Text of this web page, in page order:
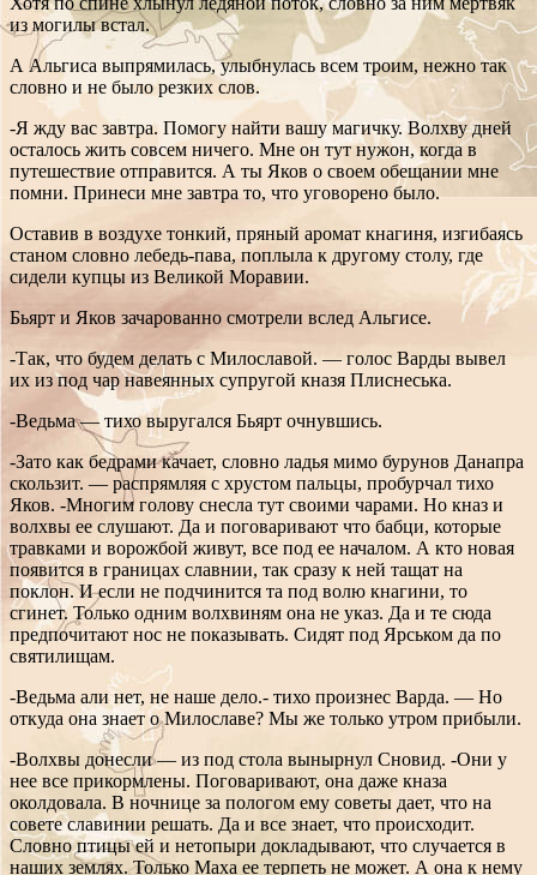
из могилы встал.
А Альгиса выпрямилась, улыбнулась всем троим, нежно так
словно и не было резких слов.
-Я жду вас завтра. Помогу найти вашу магичку. Волхву дней
осталось жить совсем ничего. Мне он тут нужон, когда в
путешествие отправится. А ты Яков о своем обещании мне
помни. Принеси мне завтра то, что уговорено было.
Оставив в воздухе тонкий, пряный аромат кнагиня, изгибаясь
станом словно лебедь-пава, поплыла к другому столу, где
сидели купцы из Великой Моравии.
Бьярт и Яков зачарованно смотрели вслед Альгисе.
-Так, что будем делать с Милославой. — голос Варды вывел
их из под чар навеянных супругой кназя Плиснеська.
-Ведьма — тихо выругался Бьярт очнувшись.
-Зато как бедрами качает, словно ладья мимо бурунов Данапра
скользит. — распрямляя с хрустом пальцы, пробурчал тихо
Яков. -Многим голову снесла тут своими чарами. Но кназ и
волхвы ее слушают. Да и поговаривают что бабци, которые
травками и ворожбой живут, все под ее началом. А кто новая
появится в границах славнии, так сразу к ней тащат на
поклон. И если не подчинится та под волю кнагини, то
сгинет. Только одним волхвиням она не указ. Да и те сюда
предпочитают нос не показывать. Сидят под Ярськом да по
святилищам.
-Ведьма али нет, не наше дело.- тихо произнес Варда. — Но
откуда она знает о Милославе? Мы же только утром прибыли.
-Волхвы донесли — из под стола вынырнул Сновид. -Они у
нее все прикормлены. Поговаривают, она даже кназа
околдовала. В ночнице за пологом ему советы дает, что на
совете славинии решать. Да и все знает, что происходит.
Словно птицы ей и нетопыри докладывают, что случается в
наших землях. Только Маха ее терпеть не может. А она к нему